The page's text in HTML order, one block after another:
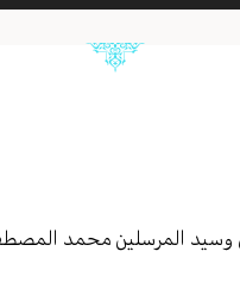
المرسلین محمد